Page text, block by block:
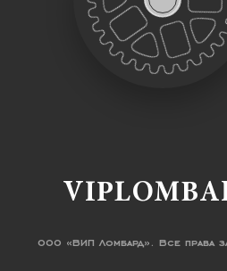
ООО «ВИП Ломбард». Все права